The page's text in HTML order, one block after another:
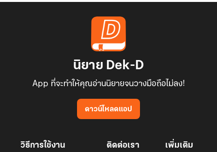
นิยาย Dek-D
App ที่จะทำให้คุณอ่านนิยายจนวางมือถือไม่ลง!
ดาวน์โหลดแอป
วิธีการใช้งาน ติดต่อเรา เพิ่มเติม